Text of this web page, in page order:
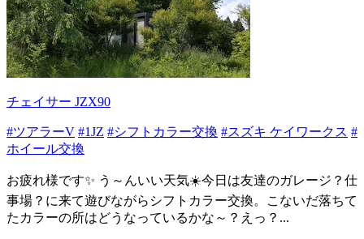
チェイサー JZX90
#ツアラーV #1JZ #シフトカラー交換 #スズキ ケイワークス #
ホイール交換
お疲れ様です✨ う～んいい天気☀️今日は友達のガレージ？仕
事場？に来て遊びながらシフトカラー交換。こないだ落ちて
たカラーの所はどうなっているかな～？えっ？...